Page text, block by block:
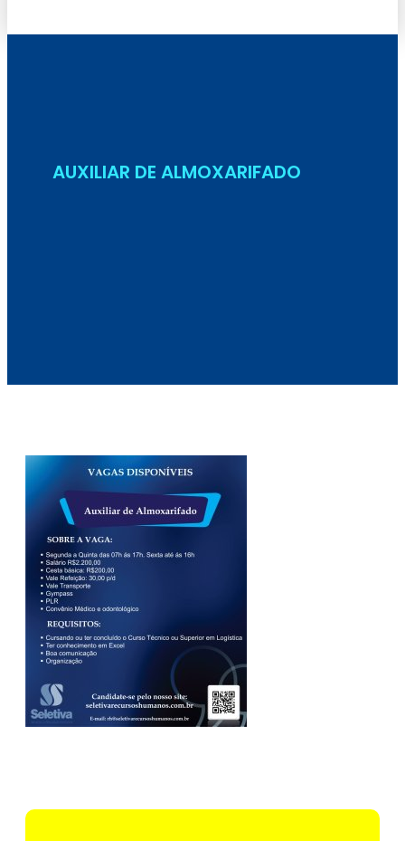
AUXILIAR DE ALMOXARIFADO